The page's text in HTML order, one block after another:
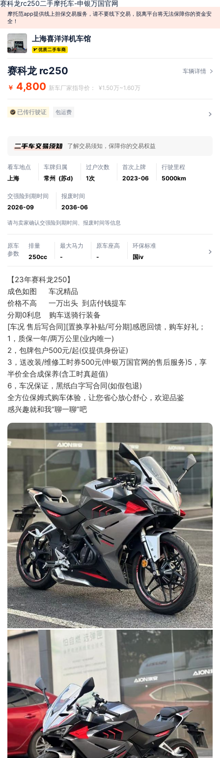
赛科龙rc250二手摩托车-申银万国官网
摩托范app提供线上担保交易服务，请不要线下交易，脱离平台将无法保障你的资金安
全！
上海喜洋洋机车馆
赛科龙 rc250 车辆详情
￥ 4,800 新车厂家指导价： ¥1.50万~1.60万
已传行驶证 包运费
了解交易须知，保障你的交易权益
看车地点
上海
车牌归属
常州 (苏d)
过户次数
1次
首次上牌
2023-06
行驶里程
5000km
交强险到期时间
2026-09
报废时间
2036-06
请与卖家确认交强险到期时间、报废时间等信息
原车
参数
排量
250cc
最大马力
-
原车座高
-
环保标准
国ⅳ
【23年赛科龙250】
成色如图      车况精品
价格不高      一万出头  到店付钱提车
分期0利息    购车送骑行装备
[车况 售后写合同][置换享补贴/可分期]感恩回馈，购车好礼；
1，质保一年/两万公里(业内唯一)
2，包牌包户500元/起(仅提供身份证)
3，送改装/维修工时券500元(申银万国官网的售后服务)5，享
半价全合成保养(含工时真超值)
6，车况保证，黑纸白字写合同(如假包退)
全方位保姆式购车体验，让您省心放心舒心，欢迎品鉴
感兴趣就和我“聊一聊”吧